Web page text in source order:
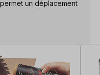
un déplacement